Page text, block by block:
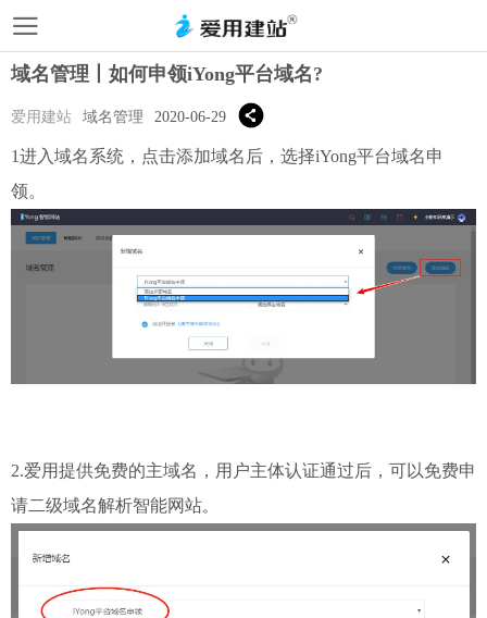
域名管理丨如何申领iYong平台域名?
爱用建站 域名管理 2020-06-29
1进入域名系统，点击添加域名后，选择iYong平台域名申
领。
2.爱用提供免费的主域名，用户主体认证通过后，可以免费申
请二级域名解析智能网站。